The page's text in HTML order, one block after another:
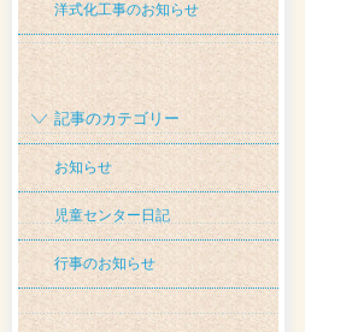
洋式化工事のお知らせ
記事のカテゴリー
お知らせ
児童センター日記
行事のお知らせ